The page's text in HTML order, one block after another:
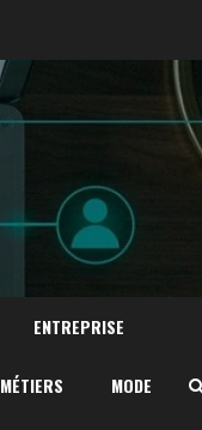
ENTREPRISE
MÉTIERS MODE